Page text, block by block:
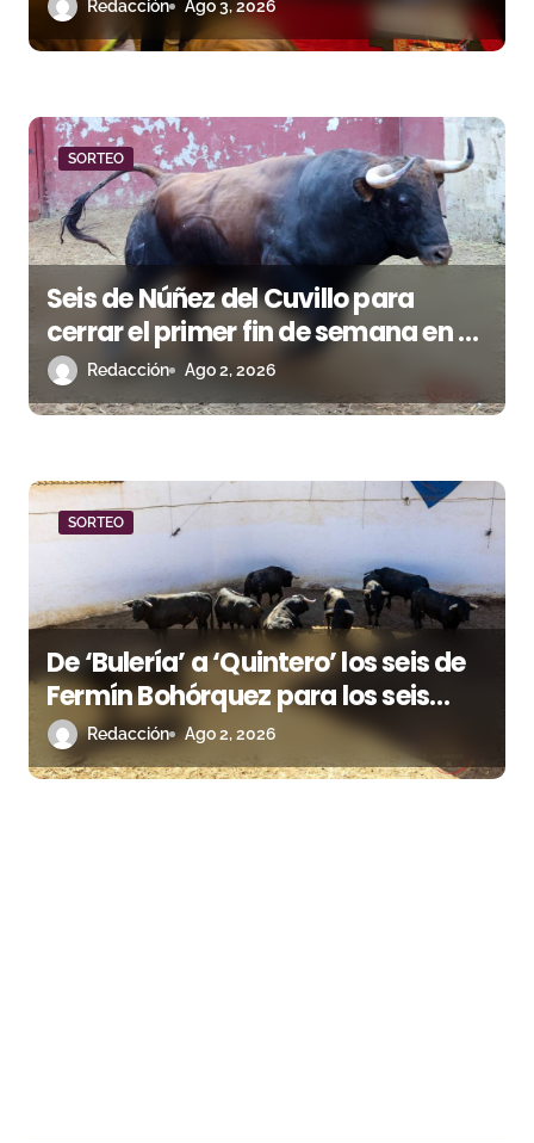
r
d
a
s
Redacción Ago 3, 2026
SORTEO
Seis de Núñez del Cuvillo para
cerrar el primer fin de semana en El
Puerto de Santa María
Redacción Ago 2, 2026
SORTEO
De ‘Bulería’ a ‘Quintero’ los seis de
Fermín Bohórquez para los seis
rejoneadores esta tarde en Huelva
Redacción Ago 2, 2026